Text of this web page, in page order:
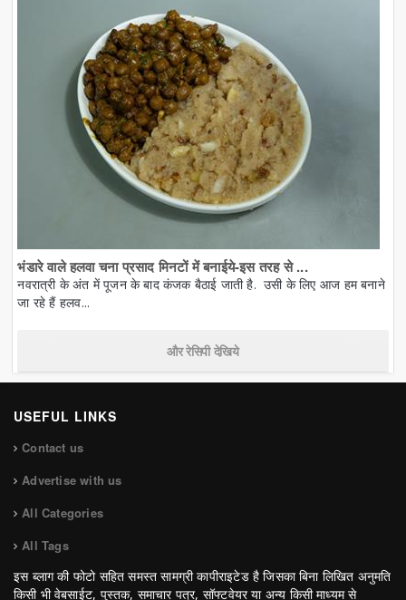
भंडारे वाले हलवा चना प्रसाद मिनटों में बनाईये-इस तरह से ...
नवरात्री के अंत में पूजन के बाद कंजक बैठाई जाती है. उसी के लिए आज हम बनाने
जा रहे हैं हलव...
और रेसिपी देखिये
USEFUL LINKS
Contact us
Advertise with us
All Categories
All Tags
इस ब्लाग की फोटो सहित समस्त सामग्री कापीराइटेड है जिसका बिना लिखित अनुमति
किसी भी वेबसाईट, पुस्तक, समाचार पत्र, सॉफ्टवेयर या अन्य किसी माध्यम से